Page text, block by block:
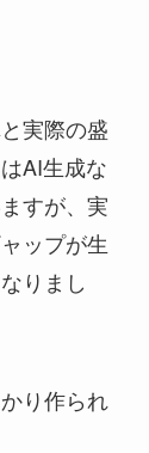
実際の盛
AI生成な
すが、実
ップが生
りまし
り作られ